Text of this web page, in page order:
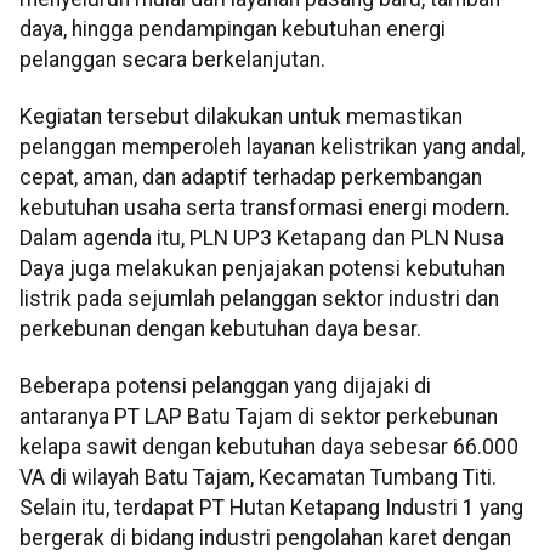
daya, hingga pendampingan kebutuhan energi
pelanggan secara berkelanjutan.
Kegiatan tersebut dilakukan untuk memastikan
pelanggan memperoleh layanan kelistrikan yang andal,
cepat, aman, dan adaptif terhadap perkembangan
kebutuhan usaha serta transformasi energi modern.
Dalam agenda itu, PLN UP3 Ketapang dan PLN Nusa
Daya juga melakukan penjajakan potensi kebutuhan
listrik pada sejumlah pelanggan sektor industri dan
perkebunan dengan kebutuhan daya besar.
Beberapa potensi pelanggan yang dijajaki di
antaranya PT LAP Batu Tajam di sektor perkebunan
kelapa sawit dengan kebutuhan daya sebesar 66.000
VA di wilayah Batu Tajam, Kecamatan Tumbang Titi.
Selain itu, terdapat PT Hutan Ketapang Industri 1 yang
bergerak di bidang industri pengolahan karet dengan